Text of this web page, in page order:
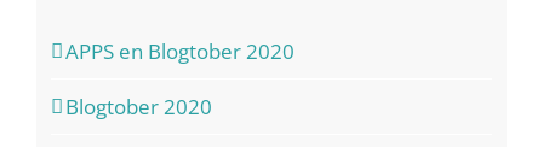
APPS en Blogtober 2020
Blogtober 2020